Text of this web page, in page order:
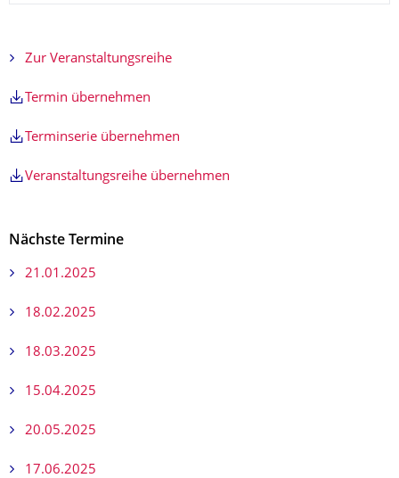
Zur Veranstaltungsreihe
Termin übernehmen
Terminserie übernehmen
Veranstaltungsreihe übernehmen
Nächste Termine
21.01.2025
18.02.2025
18.03.2025
15.04.2025
20.05.2025
17.06.2025